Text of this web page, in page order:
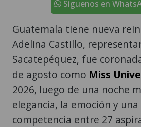
Síguenos en
Guatemala tiene nueva
Adelina Castillo,
Sacatepéquez, fue
de agosto como Miss
2026, luego de una noche
elegancia, la emoción y
competencia entre 27